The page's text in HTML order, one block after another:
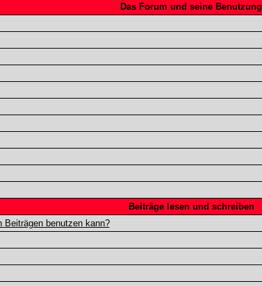
Das Forum und seine Benutzung
Beiträge lesen und schreiben
benutzen kann?